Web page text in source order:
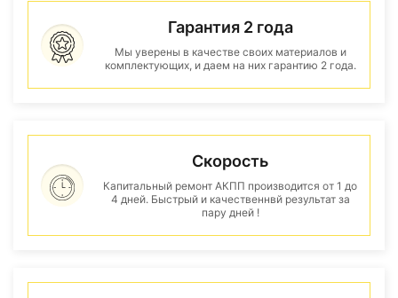
Гарантия 2 года
Мы уверены в качестве своих материалов и
комплектующих, и даем на них гарантию 2 года.
Скорость
Капитальный ремонт АКПП производится от 1 до
4 дней. Быстрый и качественнвй результат за
пару дней !